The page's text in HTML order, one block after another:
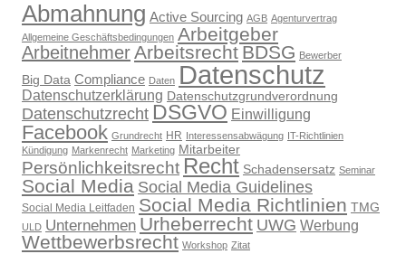
Abmahnung Active Sourcing AGB Agenturvertrag
Allgemeine Geschäftsbedingungen Arbeitgeber
ArbeitnehmerArbeitsrecht BDSG Bewerber
Big Data Compliance Daten Datenschutz
Datenschutzerklärung Datenschutzgrundverordnung
Datenschutzrecht DSGVO Einwilligung
Facebook Grundrecht HR Interessensabwägung IT-Richtlinien
Kündigung Markenrecht Marketing Mitarbeiter
Persönlichkeitsrecht Recht Schadensersatz Seminar
Social Media Social Media Guidelines
Social Media Leitfaden Social Media Richtlinien TMG
ULD Unternehmen Urheberrecht UWG Werbung
Wettbewerbsrecht Workshop Zitat